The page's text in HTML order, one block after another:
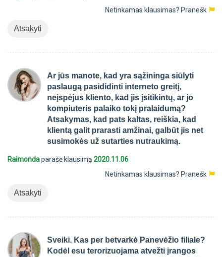
Netinkamas klausimas? Pranešk
Atsakyti
Ar jūs manote, kad yra sąžininga siūlyti
paslaugą pasididinti interneto greitį,
neįspėjus kliento, kad jis įsitikintų, ar jo
kompiuteris palaiko tokį pralaidumą?
Atsakymas, kad pats kaltas, reiškia, kad
klientą galit prarasti amžinai, galbūt jis net
susimokės už sutarties nutraukimą.
Raimondaparašė klausimą 2020.11.06
Netinkamas klausimas? Pranešk
Atsakyti
Sveiki. Kas per betvarkė Panevėžio filiale?
Kodėl esu terorizuojama atvežti įrangos